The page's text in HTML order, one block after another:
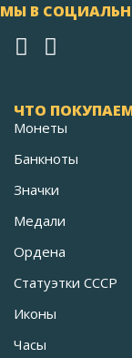
МЫ В
ЧТО
Монеты
Банкноты
Значки
Медали
Ордена
Статуэтки СССР
Иконы
Часы